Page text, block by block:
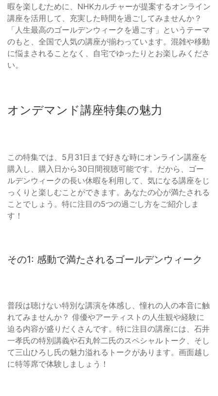
暇を楽しむために、NHKカルチャーが提案するオンライン
講座を活用して、充実した時間を過ごしてみませんか？
「人生最高のゴールデンウィークを過ごす」というテーマ
のもと、全国で人気の講座が揃わっています。混雑や移動
に悩まされることなく、自宅でゆったりとお楽しみくださ
い。
オンデマンド講座特集の魅力
この特集では、5月31日まで好きな時にオンライン講座を
購入し、購入日から30日間視聴可能です。だから、ゴー
ルデンウィークの長い休暇を利用して、気になる講座をじ
っくりと楽しむことができます。あなたの心が満たされる
ことでしょう。特に注目の5つの過ごし方をご紹介しま
す！
その1: 感動で満たされるゴールデンウィーク
普段は聴けない特別な講演を体感し、憧れの人の本音に触
れてみませんか？ 俳優やアーティストの人生観や経験に
迫る内容が盛りだくさんです。特に注目の講座には、石井
一孝氏の特別講義や石丸幹二氏のスペシャルトーク、そし
て三山ひろし氏の魅力溢れるトークがあります。画面越し
に特等席で体験しましょう！